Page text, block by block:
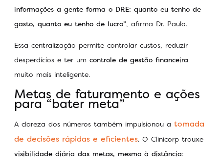
informações a gente forma o DRE: quanto eu tenho de
gasto, quanto eu tenho de lucro”, afirma Dr. Paulo.
Essa centralização permite controlar custos, reduzir
desperdícios e ter um controle de gestão financeira
muito mais inteligente.
Metas de faturamento e ações
para “bater meta”
A clareza dos números também impulsionou a tomada
de decisões rápidas e eficientes. O Clinicorp trouxe
visibilidade diária das metas, mesmo à distância: